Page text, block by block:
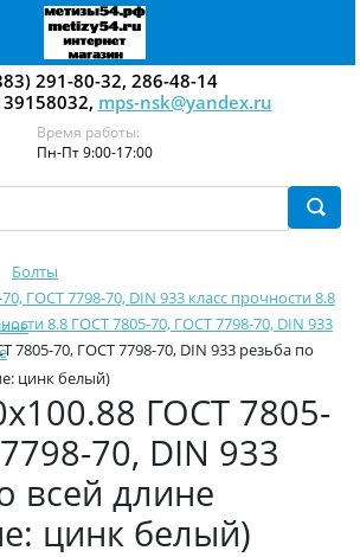
291-80-32, 286-48-14
mps-nsk@yandex.ru
Время работы:
Пн-Пт 9:00-17:00
Болты
ГОСТ 7798-70, DIN 933 класс прочности 8.8
8.8 ГОСТ 7805-70, ГОСТ 7798-70, DIN 933
7805-70, ГОСТ 7798-70, DIN 933 резьба по
цинк белый)
ГОСТ 7805-
70, DIN 933
всей длине
цинк белый)